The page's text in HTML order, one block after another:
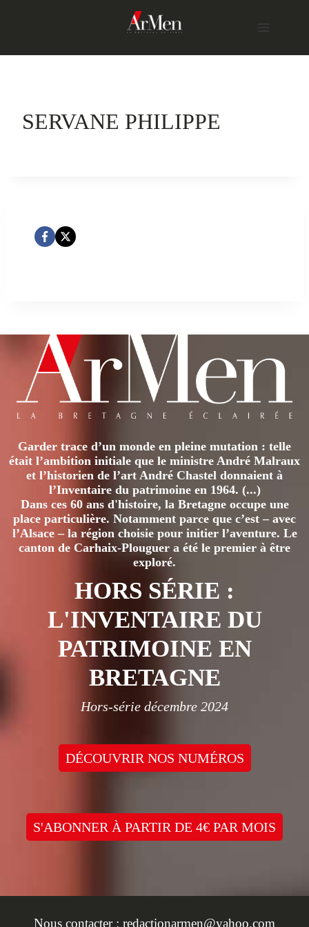
SERVANE PHILIPPE
Garder trace d’un monde en pleine mutation : telle
était l’ambition initiale que le ministre André Malraux
et l’historien de l’art André Chastel donnaient à
l’Inventaire du patrimoine en 1964. (...)
Dans ces 60 ans d'histoire, la Bretagne occupe une
place particulière. Notamment parce que c’est – avec
l’Alsace – la région choisie pour initier l’aventure. Le
canton de Carhaix-Plouguer a été le premier à être
exploré.
HORS SÉRIE :
L'INVENTAIRE DU
PATRIMOINE EN
BRETAGNE
Hors-série décembre 2024
DÉCOUVRIR NOS NUMÉROS
S'ABONNER À PARTIR DE 4€ PAR MOIS
Nous contacter : redactionarmen@yahoo.com